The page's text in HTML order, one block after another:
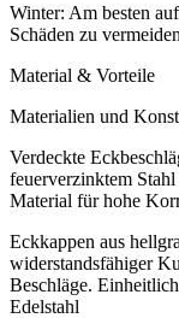
Winter: Am besten
Schäden zu
Material & Vorteile
Materialien und
Verdeckte
feuerverzinktem
Material für hohe
Eckkappen aus
widerstandsfähiger
Beschläge.
Edelstahl